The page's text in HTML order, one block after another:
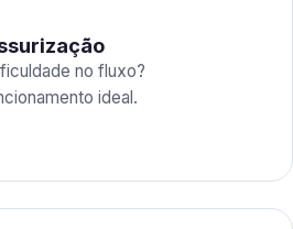
no fluxo?
ideal.